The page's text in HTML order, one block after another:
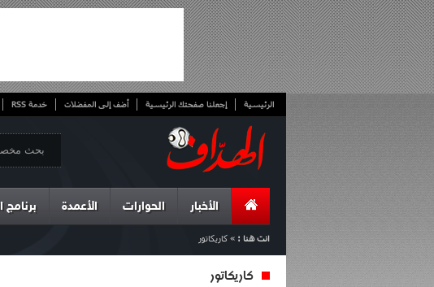
الرئيسية إجعلنا صفحتك الرئيسية أضف إلى المفضلات خدمة RSS
الأخبار الحوارات الأعمدة برنامج
انت هنا : » كاريكاتور
كاريكاتور